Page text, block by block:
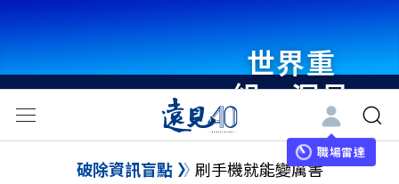
世界重
組・洞見
未來 與
世界領袖
職場雷達
破除資訊盲點 刷手機就能變厲害